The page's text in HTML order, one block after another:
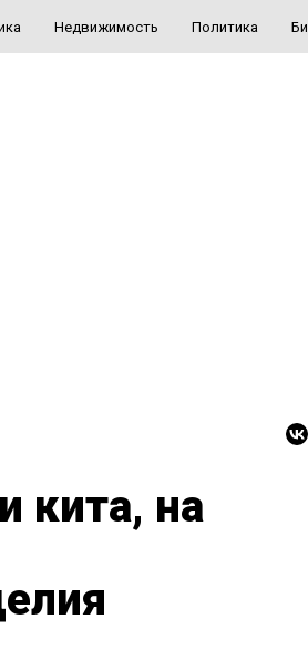
Недвижимость Политика
кита, на